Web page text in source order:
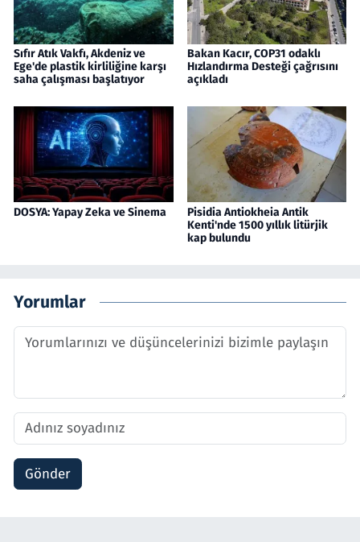
Sıfır Atık Vakfı, Akdeniz ve
Ege'de plastik kirliliğine karşı
saha çalışması başlatıyor
Bakan Kacır, COP31 odaklı
Hızlandırma Desteği çağrısını
açıkladı
DOSYA: Yapay Zeka ve Sinema
Pisidia Antiokheia Antik
Kenti'nde 1500 yıllık litürjik
kap bulundu
Yorumlar
Gönder